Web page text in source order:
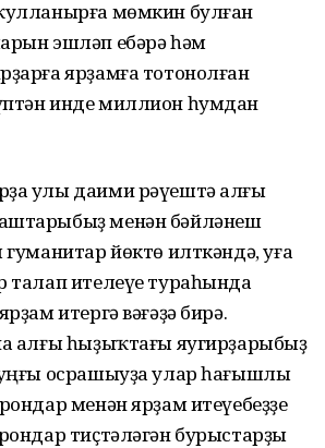
мөмкин булған
эшләп ебәрә һәм
ярҙамға тотонолған
инде миллион һумдан
улы даими рәүештә алғы
менән бәйләнеш
гуманитар йөктө илткәндә, уға
талап ителеүе тураһында
итергә вәғәҙә бирә.
алғы һыҙыҡтағы яугирҙарыбыҙ
осрашыуҙа улар һағышлы
менән ярҙам итеүебеҙҙе
тиҫтәләгән бурыстарҙы